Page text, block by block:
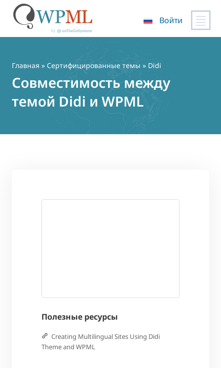
содержимому
Войти
Главная » Сертифицированные темы » Didi
Совместимость между
темой Didi и WPML
Полезные ресурсы
Creating Multilingual Sites Using Didi
Theme and WPML